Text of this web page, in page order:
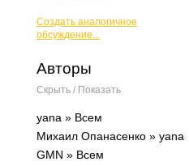
Создать аналогичное
обсуждение...
Авторы
Скрыть / Показать
yana » Всем
Михаил Опанасенко » yana
GMN » Всем